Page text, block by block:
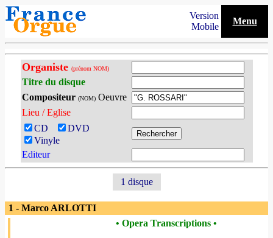
Version
Mobile
Menu
Organiste (prénom NOM)
Titre du disque
Compositeur (NOM)Oeuvre
Lieu / Eglise
CD
DVD
Vinyle
Editeur
1 disque
1 - Marco ARLOTTI
• Opera Transcriptions •